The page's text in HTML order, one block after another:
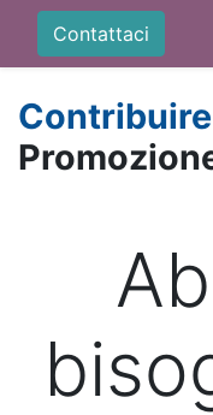
Contattaci
Contribuire